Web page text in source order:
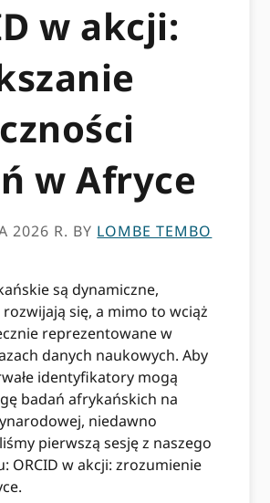
w akcji:
w Afryce
2026 R. BY LOMBE TEMBO
są dynamiczne,
się, a mimo to wciąż
reprezentowane w
danych naukowych. Aby
identyfikatory mogą
badań afrykańskich na
niedawno
pierwszą sesję z naszego
ORCID w akcji: zrozumienie